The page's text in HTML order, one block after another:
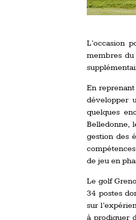
L’occasion
membres du
En
développer
quelques
Belledonne,
gestion des
de jeu en
Le golf
34 postes
sur
à prodiguer